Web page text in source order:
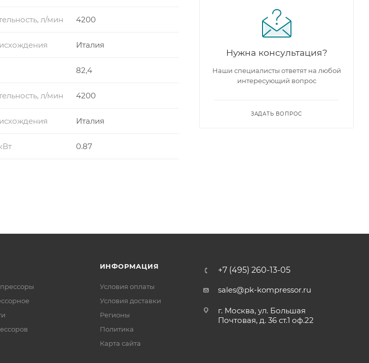
л/мин 4200
Италия
82,4
л/мин 4200
Италия
0.87
Нужна консультация?
Наши специалисты ответят на любой
интересующий вопрос
ЗАДАТЬ ВОПРОС
ИНФОРМАЦИЯ
Условия оплаты
Условия доставки
Регионы
Политика
Карта сайта
+7 (495) 260-13-05
sales@pk-kompressor.ru
г. Москва, ул. Большая
Почтовая, д. 36 ст.1 оф.22